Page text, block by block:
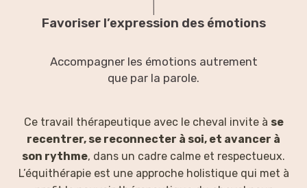
Favoriser l’expression des émotions
Accompagner les émotions autrement
que par la parole.
Ce travail thérapeutique avec le cheval invite à se
recentrer, se reconnecter à soi, et avancer à
son rythme, dans un cadre calme et respectueux.
L’équithérapie est une approche holistique qui met à